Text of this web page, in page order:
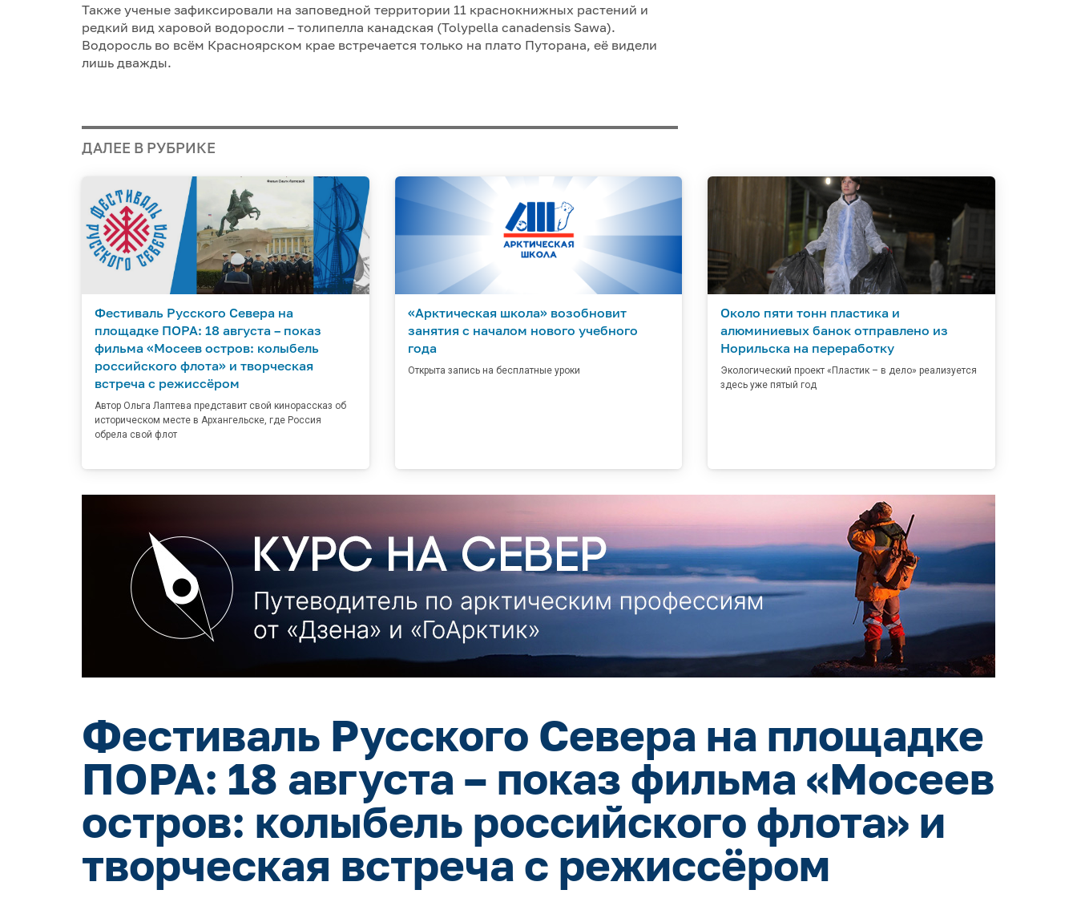
Также ученые зафиксировали на заповедной территории 11 краснокнижных растений и
редкий вид харовой водоросли – толипелла канадская (Tolypella canadensis Sawa).
Водоросль во всём Красноярском крае встречается только на плато Путорана, её видели
лишь дважды.
ДАЛЕЕ В РУБРИКЕ
Фестиваль Русского Севера на
площадке ПОРА: 18 августа – показ
фильма «Мосеев остров: колыбель
российского флота» и творческая
встреча с режиссёром
Автор Ольга Лаптева представит свой кинорассказ об
историческом месте в Архангельске, где Россия
обрела свой флот
«Арктическая школа» возобновит
занятия с началом нового учебного
года
Открыта запись на бесплатные уроки
Около пяти тонн пластика и
алюминиевых банок отправлено из
Норильска на переработку
Экологический проект «Пластик – в дело» реализуется
здесь уже пятый год
Фестиваль Русского Севера на площадке
ПОРА: 18 августа – показ фильма «Мосеев
остров: колыбель российского флота» и
творческая встреча с режиссёром